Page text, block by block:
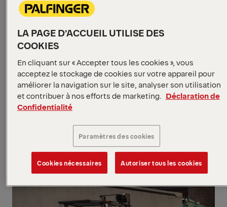
nouvelle ère signée
Palfinger
Un seul mouvement, une visibilité totale,
une efficacité décuplée Depuis plusieurs
années, le bras de levage PALFINGER
SYNCHRON s’impose comme une référence
incontournable dans le domaine de la
manute
Lire la suite
LA PAGE D’ACCUEIL UTILISE DES
COOKIES
En cliquant sur « Accepter tous les cookies », vous
acceptez le stockage de cookies sur votre appareil pour
améliorer la navigation sur le site, analyser son utilisation
et contribuer à nos efforts de marketing.
Déclaration de
Confidentialité
Paramètres des cookies
Cookies nécessaires Autoriser tous les cookies